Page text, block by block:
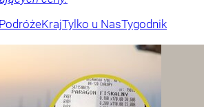
PodróżeKrajTylko u NasTygodnik